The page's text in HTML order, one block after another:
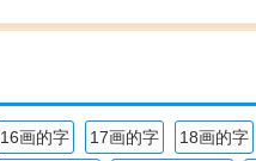
16画的字 17画的字 18画的字